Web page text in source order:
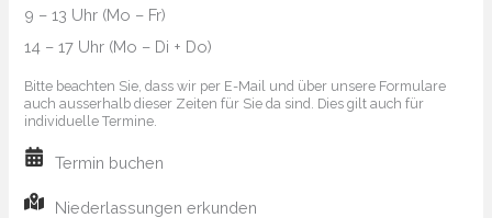
zukunftssicher
machen
9 – 13 Uhr (Mo – Fr)
14 – 17 Uhr (Mo – Di + Do)
Bitte beachten Sie, dass wir per E-Mail und über unsere Formulare
auch ausserhalb dieser Zeiten für Sie da sind. Dies gilt auch für
individuelle Termine.
Termin buchen
Niederlassungen erkunden